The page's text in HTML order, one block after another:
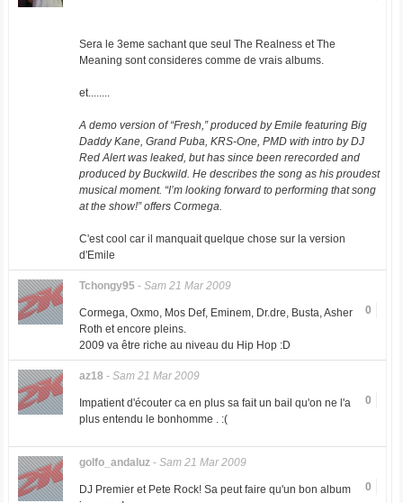
Sera le 3eme sachant que seul The Realness et The
Meaning sont consideres comme de vrais albums.
et........
A demo version of “Fresh,” produced by Emile featuring Big
Daddy Kane, Grand Puba, KRS-One, PMD with intro by DJ
Red Alert was leaked, but has since been rerecorded and
produced by Buckwild. He describes the song as his proudest
musical moment. “I’m looking forward to performing that song
at the show!” offers Cormega.
C'est cool car il manquait quelque chose sur la version
d'Emile
Tchongy95- Sam 21 Mar 2009
0
Cormega, Oxmo, Mos Def, Eminem, Dr.dre, Busta, Asher
Roth et encore pleins.
2009 va être riche au niveau du Hip Hop :D
az18 - Sam 21 Mar 2009
0
Impatient d'écouter ca en plus sa fait un bail qu'on ne l'a
plus entendu le bonhomme . :(
golfo_andaluz- Sam 21 Mar 2009
0
DJ Premier et Pete Rock! Sa peut faire qu'un bon album